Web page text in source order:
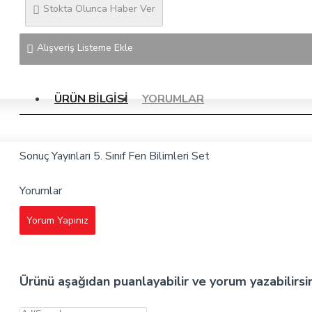
Stokta Olunca Haber Ver
Alışveriş Listeme Ekle
ÜRÜN BILGISI YORUMLAR
Sonuç Yayınları 5. Sınıf Fen Bilimleri Set
Yorumlar
Yorum Yapınız
Ürünü aşağıdan puanlayabilir ve yorum